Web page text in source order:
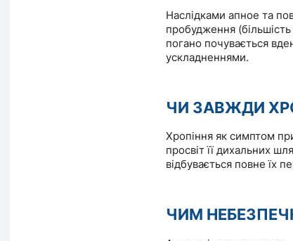
Наслідками апное та
пробудження
погано почувається
ускладненнями.
ЧИ ЗАВЖДИ
Хропіння як симптом
просвіт її дихальних
відбувається повне їх
ЧИМ